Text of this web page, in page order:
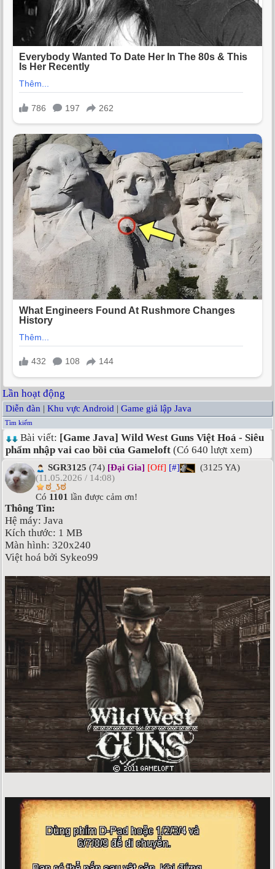
Lần hoạt động
Diễn đàn | Khu vực Android | Game giả lập Java
Tìm kiếm
Bài viết: [Game Java] Wild West Guns Việt Hoá - Siêu
phẩm nhập vai cao bồi của Gameloft (Có 640 lượt xem)
SGR3125 (74) [Đại Gia] [Off] [#]
(3125 YA)
(11.05.2026 / 14:08)
ಠ_ʖಠ
Có 1101 lần được cảm ơn!
Thông Tin:
Hệ máy: Java
Kích thước: 1 MB
Màn hình: 320x240
Việt hoá bởi Sykeo99